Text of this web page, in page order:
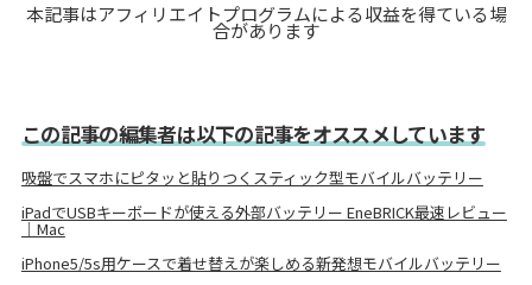
本記事はアフィリエイトプログラムによる収益を得ている場
合があります
この記事の編集者は以下の記事をオススメしています
吸盤でスマホにピタッと貼りつくスティック型モバイルバッテリー
iPadでUSBキーボードが使える外部バッテリー EneBRICK最速レビュー
｜Mac
iPhone5/5s用ケースで着せ替えが楽しめる新発想モバイルバッテリー